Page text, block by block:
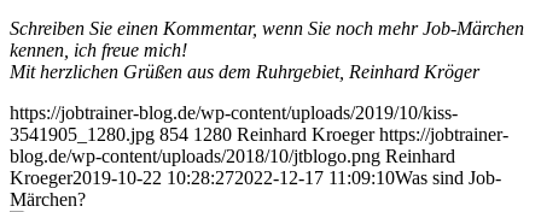
Schreiben Sie einen Kommentar, wenn Sie noch mehr Job-Märchen
kennen, ich freue mich!
Mit herzlichen Grüßen aus dem Ruhrgebiet, Reinhard Kröger
https://jobtrainer-blog.de/wp-content/uploads/2019/10/kiss-
3541905_1280.jpg 854 1280 Reinhard Kroeger https://jobtrainer-
blog.de/wp-content/uploads/2018/10/jtblogo.png Reinhard
Kroeger2019-10-22 10:28:272022-12-17 11:09:10Was sind Job-
Märchen?